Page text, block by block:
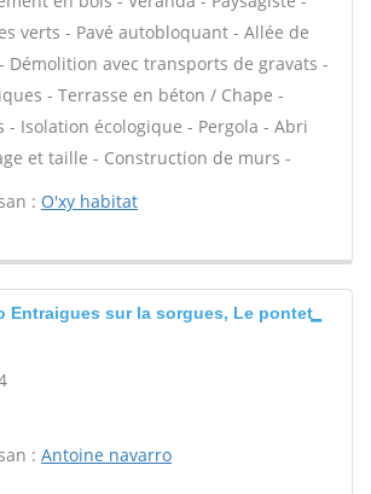
verts - Pavé autobloquant - Allée de
Démolition avec transports de gravats -
- Terrasse en béton / Chape -
- Isolation écologique - Pergola - Abri
et taille - Construction de murs -
: O'xy habitat
Entraigues sur la sorgues, Le pontet
: Antoine navarro